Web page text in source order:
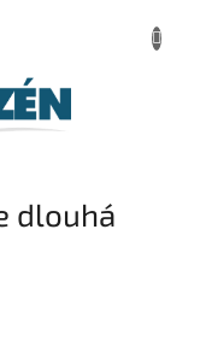
dlouhá